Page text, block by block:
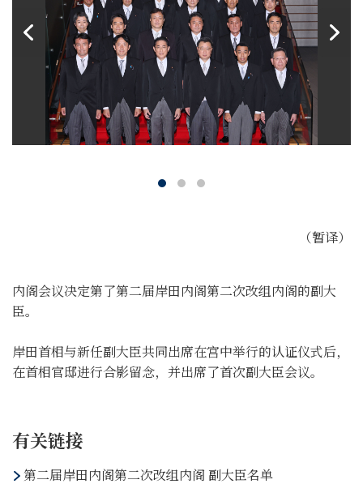
（暂译）
内阁会议决定第了第二届岸田内阁第二次改组内阁的副大
臣。
岸田首相与新任副大臣共同出席在宫中举行的认证仪式后，
在首相官邸进行合影留念，并出席了首次副大臣会议。
有关链接
第二届岸田内阁第二次改组内阁 副大臣名单